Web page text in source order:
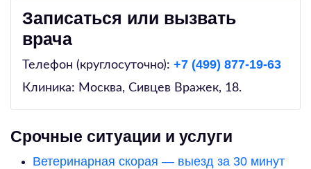
Записаться или вызвать
врача
Телефон (круглосуточно): +7 (499) 877-19-63
Клиника: Москва, Сивцев Вражек, 18.
Срочные ситуации и услуги
Ветеринарная скорая — выезд за 30 минут